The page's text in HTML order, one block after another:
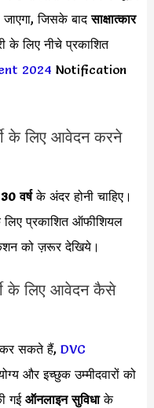
जिसके बादसाक्षात्कार
के लिए नीचे प्रकाशित
2024 Notification
के लिए आवेदन करने
वर्षके अंदर होनी चाहिए।
प्रकाशित ऑफीशियल
को ज़रूर देखिये।
के लिए आवेदन कैसे
सकते हैं, DVC
और इच्छुक उम्मीदवारों को
गई ऑनलाइन सुविधाके